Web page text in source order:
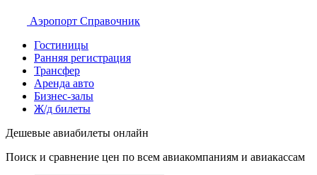
Аэропорт Справочник
Гостиницы
Ранняя регистрация
Трансфер
Аренда авто
Бизнес-залы
Ж/д билеты
Дешевые авиабилеты онлайн
Поиск и сравнение цен по всем авиакомпаниям и авиакассам